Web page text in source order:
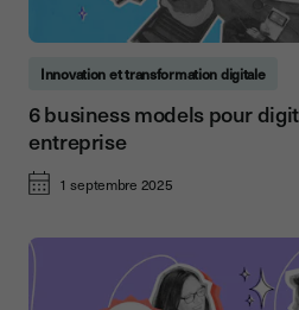
Innovation et transformation digitale
6 business models pour
entreprise
1 septembre 2025